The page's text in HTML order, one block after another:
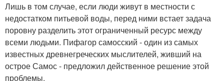
Лишь в том случае, если люди живут в местности с
недостатком питьевой воды, перед ними встает задача
поровну разделить этот ограниченный ресурс между
всеми людьми. Пифагор самосский - один из самых
известных древнегреческих мыслителей, живший на
острое Самос - предложил действенное решение этой
проблемы.